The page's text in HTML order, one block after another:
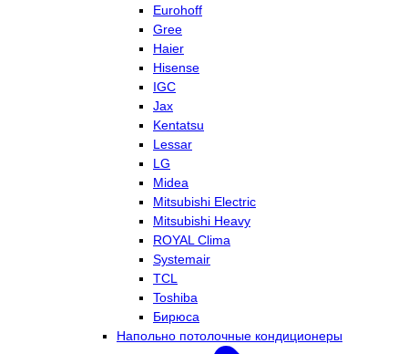
Eurohoff
Gree
Haier
Hisense
IGC
Jax
Kentatsu
Lessar
LG
Midea
Mitsubishi Electric
Mitsubishi Heavy
ROYAL Clima
Systemair
TCL
Toshiba
Бирюса
Напольно потолочные кондиционеры